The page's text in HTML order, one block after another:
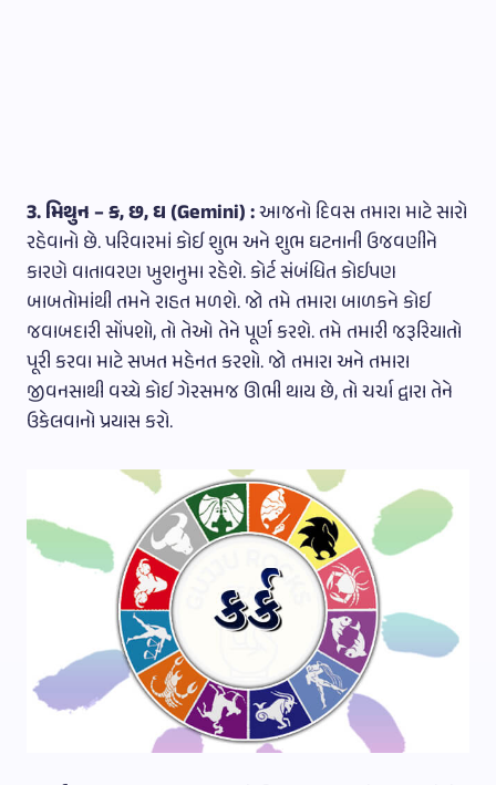
3. મિથુન – ક, છ, ઘ (Gemini) :આજનો દિવસ તમારા માટે સારો
રહેવાનો છે. પરિવારમાં કોઈ શુભ અને શુભ ઘટનાની ઉજવણીને
કારણે વાતાવરણ ખુશનુમા રહેશે. કોર્ટ સંબંધિત કોઈપણ
બાબતોમાંથી તમને રાહત મળશે. જો તમે તમારા બાળકને કોઈ
જવાબદારી સોંપશો, તો તેઓ તેને પૂર્ણ કરશે. તમે તમારી જરૂરિયાતો
પૂરી કરવા માટે સખત મહેનત કરશો. જો તમારા અને તમારા
જીવનસાથી વચ્ચે કોઈ ગેરસમજ ઊભી થાય છે, તો ચર્ચા દ્વારા તેને
ઉકેલવાનો પ્રયાસ કરો.